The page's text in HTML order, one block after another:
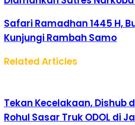
Safari Ramadhan 1445 H,
Kunjungi Rambah Samo
Related Articles
Tekan Kecelakaan, Dishub
Rohul Sasar Truk ODOL di